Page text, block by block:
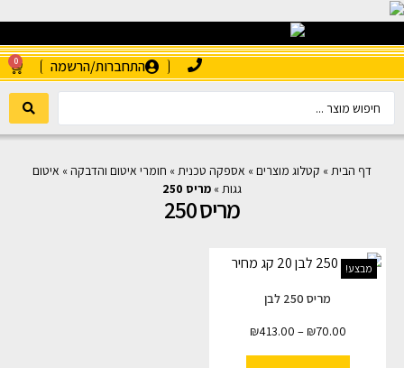
התחברות/הרשמה 0
דף הבית» קטלוג מוצרים» אספקה טכנית» חומרי איטום והדבקה» איטום
גגות» מריס 250
מריס 250
מבצע!
מריס 250 לבן
₪70.00
–
₪413.00